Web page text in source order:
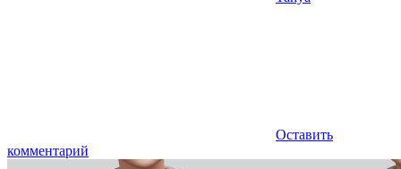
Оставить
комментарий